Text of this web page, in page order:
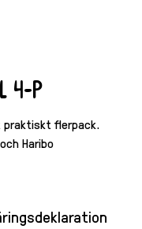
4-p
praktiskt flerpack.
Haribo